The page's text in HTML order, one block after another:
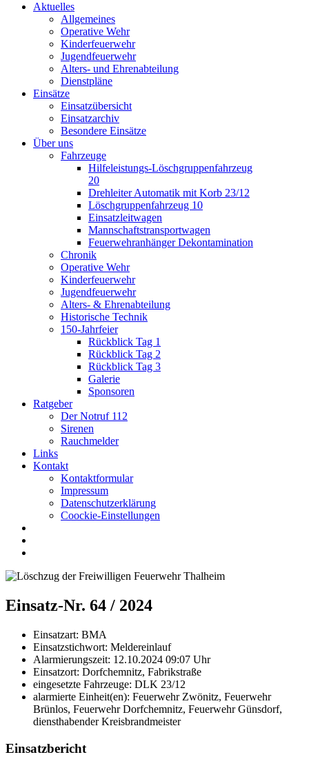
Aktuelles
Allgemeines
Operative Wehr
Kinderfeuerwehr
Jugendfeuerwehr
Alters- und Ehrenabteilung
Dienstpläne
Einsätze
Einsatzübersicht
Einsatzarchiv
Besondere Einsätze
Über uns
Fahrzeuge
Hilfeleistungs-Löschgruppenfahrzeug
20
Drehleiter Automatik mit Korb 23/12
Löschgruppenfahrzeug 10
Einsatzleitwagen
Mannschaftstransportwagen
Feuerwehranhänger Dekontamination
Chronik
Operative Wehr
Kinderfeuerwehr
Jugendfeuerwehr
Alters- & Ehrenabteilung
Historische Technik
150-Jahrfeier
Rückblick Tag 1
Rückblick Tag 2
Rückblick Tag 3
Galerie
Sponsoren
Ratgeber
Der Notruf 112
Sirenen
Rauchmelder
Links
Kontakt
Kontaktformular
Impressum
Datenschutzerklärung
Coockie-Einstellungen
Einsatz-Nr. 64 / 2024
Einsatzart: BMA
Einsatzstichwort: Meldereinlauf
Alarmierungszeit: 12.10.2024 09:07 Uhr
Einsatzort: Dorfchemnitz, Fabrikstraße
eingesetzte Fahrzeuge: DLK 23/12
alarmierte Einheit(en): Feuerwehr Zwönitz, Feuerwehr
Brünlos, Feuerwehr Dorfchemnitz, Feuerwehr Günsdorf,
diensthabender Kreisbrandmeister
Einsatzbericht